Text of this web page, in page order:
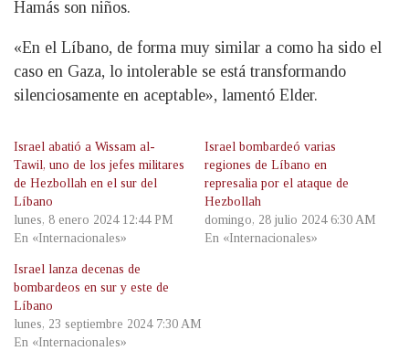
Hamás son niños.
«En el Líbano, de forma muy similar a como ha sido el
caso en Gaza, lo intolerable se está transformando
silenciosamente en aceptable», lamentó Elder.
Israel abatió a Wissam al-
Tawil, uno de los jefes militares
de Hezbollah en el sur del
Líbano
lunes, 8 enero 2024 12:44 PM
En «Internacionales»
Israel bombardeó varias
regiones de Líbano en
represalia por el ataque de
Hezbollah
domingo, 28 julio 2024 6:30 AM
En «Internacionales»
Israel lanza decenas de
bombardeos en sur y este de
Líbano
lunes, 23 septiembre 2024 7:30 AM
En «Internacionales»